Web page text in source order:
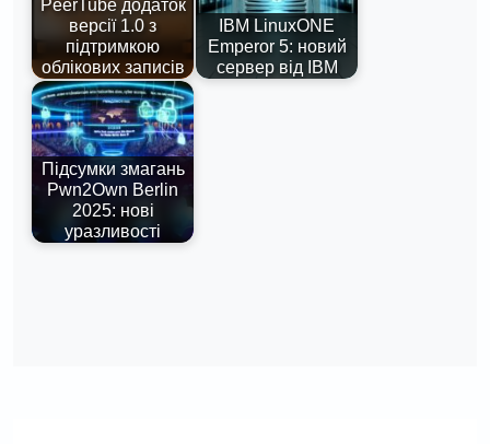
PeerTube додаток
версії 1.0 з
підтримкою
облікових записів
IBM LinuxONE
Emperor 5: новий
сервер від IBM
Підсумки змагань
Pwn2Own Berlin
2025: нові
уразливості